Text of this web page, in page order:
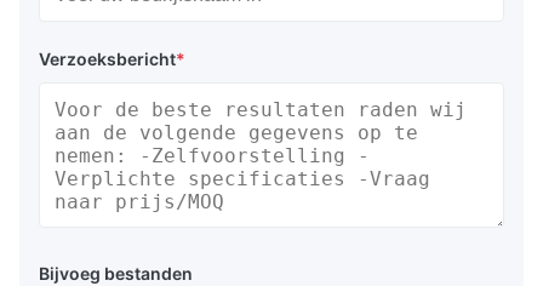
Verzoeksbericht*
Bijvoeg bestanden